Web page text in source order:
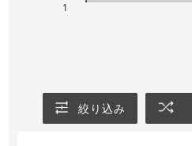
1
絞り込み